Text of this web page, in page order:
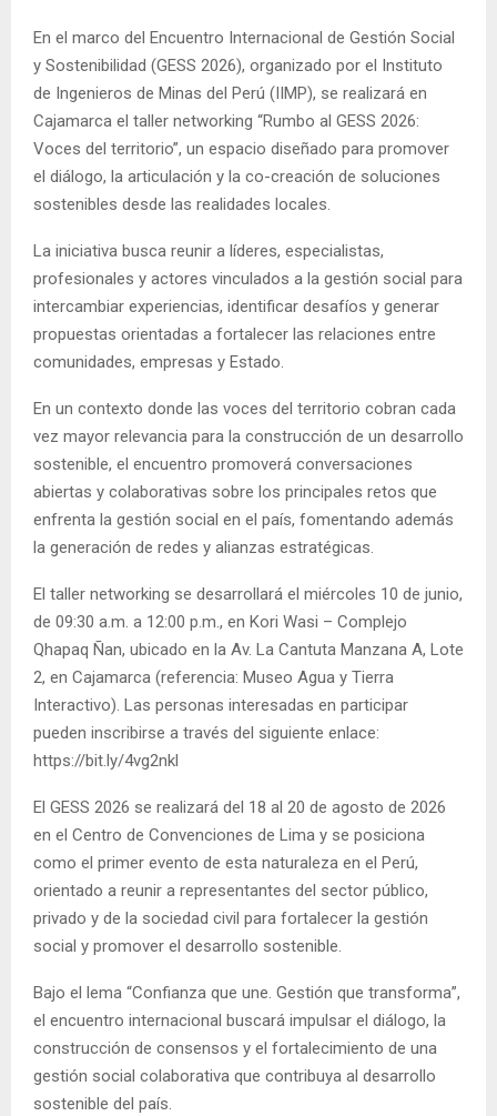
En el marco del Encuentro Internacional de Gestión Social
y Sostenibilidad (GESS 2026), organizado por el Instituto
de Ingenieros de Minas del Perú (IIMP), se realizará en
Cajamarca el taller networking “Rumbo al GESS 2026:
Voces del territorio”, un espacio diseñado para promover
el diálogo, la articulación y la co-creación de soluciones
sostenibles desde las realidades locales.
La iniciativa busca reunir a líderes, especialistas,
profesionales y actores vinculados a la gestión social para
intercambiar experiencias, identificar desafíos y generar
propuestas orientadas a fortalecer las relaciones entre
comunidades, empresas y Estado.
En un contexto donde las voces del territorio cobran cada
vez mayor relevancia para la construcción de un desarrollo
sostenible, el encuentro promoverá conversaciones
abiertas y colaborativas sobre los principales retos que
enfrenta la gestión social en el país, fomentando además
la generación de redes y alianzas estratégicas.
El taller networking se desarrollará el miércoles 10 de junio,
de 09:30 a.m. a 12:00 p.m., en Kori Wasi – Complejo
Qhapaq Ñan, ubicado en la Av. La Cantuta Manzana A, Lote
2, en Cajamarca (referencia: Museo Agua y Tierra
Interactivo). Las personas interesadas en participar
pueden inscribirse a través del siguiente enlace:
https://bit.ly/4vg2nkl
El GESS 2026 se realizará del 18 al 20 de agosto de 2026
en el Centro de Convenciones de Lima y se posiciona
como el primer evento de esta naturaleza en el Perú,
orientado a reunir a representantes del sector público,
privado y de la sociedad civil para fortalecer la gestión
social y promover el desarrollo sostenible.
Bajo el lema “Confianza que une. Gestión que transforma”,
el encuentro internacional buscará impulsar el diálogo, la
construcción de consensos y el fortalecimiento de una
gestión social colaborativa que contribuya al desarrollo
sostenible del país.